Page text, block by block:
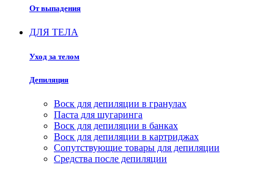
От выпадения
ДЛЯ ТЕЛА
Уход за телом
Депиляция
Воск для депиляции в гранулах
Паста для шугаринга
Воск для депиляции в банках
Воск для депиляции в картриджах
Сопутствующие товары для депиляции
Средства после депиляции